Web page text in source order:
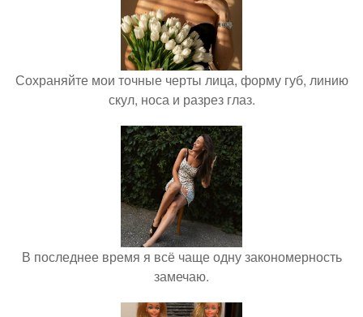
Сохраняйте мои точные черты лица, форму губ, линию
скул, носа и разрез глаз.
В последнее время я всё чаще одну закономерность
замечаю.